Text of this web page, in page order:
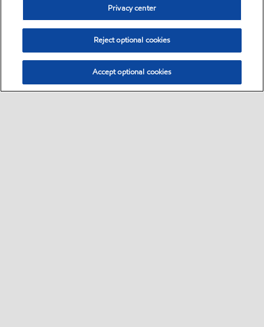
Privacy center
Reject optional cookies
Accept optional cookies